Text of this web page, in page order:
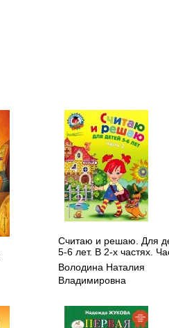
Считаю и решаю. Для
5-6 лет. В 2-х частях.
Володина Наталия
Владимировна